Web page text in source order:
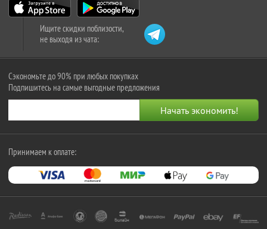
Ищите скидки поблизости,
не выходя из чата:
Сэкономьте до 90% при любых покупках
Подпишитесь на самые выгодные предложения
Принимаем к оплате: